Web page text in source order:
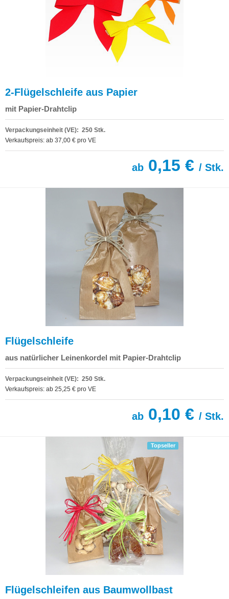
2-Flügelschleife aus Papier
mit Papier-Drahtclip
Verpackungseinheit (VE): 250 Stk.
Verkaufspreis: ab 37,00 € pro VE
ab 0,15 € / Stk.
Flügelschleife
aus natürlicher Leinenkordel mit Papier-Drahtclip
Verpackungseinheit (VE): 250 Stk.
Verkaufspreis: ab 25,25 € pro VE
ab 0,10 € / Stk.
Topseller
Flügelschleifen aus Baumwollbast